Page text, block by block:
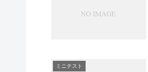
ミニテスト